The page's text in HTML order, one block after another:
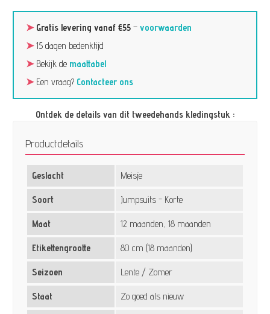
➤ Gratis levering vanaf €55 –voorwaarden
➤15 dagen bedenktijd
➤Bekijk de maattabel
➤Een vraag? Contacteer ons
Ontdek de details van dit tweedehands kledingstuk :
Productdetails
Geslacht Meisje
Soort Jumpsuits - Korte
Maat 12 maanden, 18 maanden
Etikettengrootte 80 cm (18 maanden)
Seizoen Lente / Zomer
Staat Zo goed als nieuw